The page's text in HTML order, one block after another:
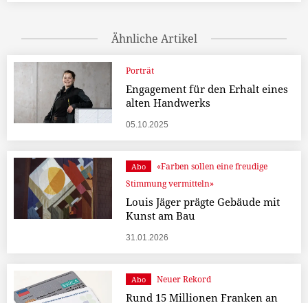
Ähnliche Artikel
Porträt
Engagement für den Erhalt eines
alten Handwerks
05.10.2025
Abo
«Farben sollen eine freudige
Stimmung vermitteln»
Louis Jäger prägte Gebäude mit
Kunst am Bau
31.01.2026
Abo Neuer Rekord
Rund 15 Millionen Franken an